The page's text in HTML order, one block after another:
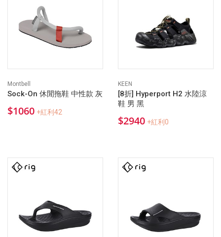
Montbell
Sock-On 休閒拖鞋 中性款 灰
$1060 +紅利42
KEEN
[8折] Hyperport H2 水陸涼
鞋 男 黑
$2940 +紅利0